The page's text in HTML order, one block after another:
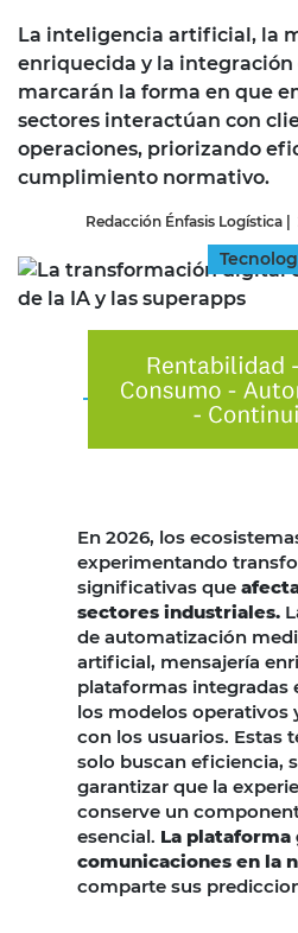
La inteligencia artificial, la
enriquecida y la
marcarán la forma en que
sectores interactúan con
operaciones, priorizando
cumplimiento normativo.
Redacción Énfasis Logística |
En 2026, los
experimentando
significativas que
sectores industriales.
de automatización
artificial, mensajería
plataformas integradas
los modelos operativos
con los usuarios. Estas
solo buscan eficiencia,
garantizar que la
conserve un
esencial. La plataforma
comunicaciones en la
comparte sus